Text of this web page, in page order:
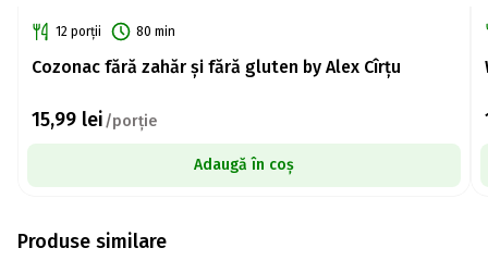
12 porții 80 min
Cozonac fără zahăr și fără gluten by Alex Cîrțu
15,99 lei/porție
Adaugă în coș
Produse similare